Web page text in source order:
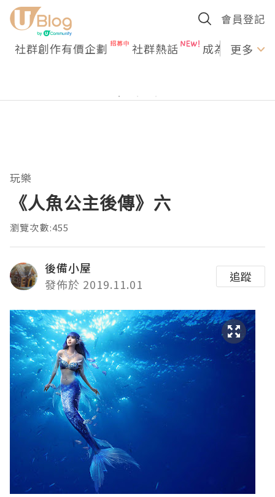
會員登記
社群創作有價企劃 社群熱話 成為U更多
玩樂
《人魚公主後傳》六
瀏覽次數:455
後備小屋
發佈於 2019.11.01
追蹤